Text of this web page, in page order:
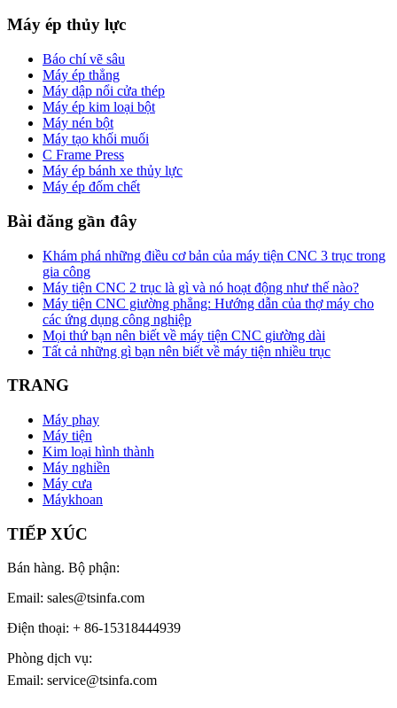
Máy ép thủy lực
Báo chí vẽ sâu
Máy ép thẳng
Máy dập nổi cửa thép
Máy ép kim loại bột
Máy nén bột
Máy tạo khối muối
C Frame Press
Máy ép bánh xe thủy lực
Máy ép đốm chết
Bài đăng gần đây
Khám phá những điều cơ bản của máy tiện CNC 3 trục trong
gia công
Máy tiện CNC 2 trục là gì và nó hoạt động như thế nào?
Máy tiện CNC giường phẳng: Hướng dẫn của thợ máy cho
các ứng dụng công nghiệp
Mọi thứ bạn nên biết về máy tiện CNC giường dài
Tất cả những gì bạn nên biết về máy tiện nhiều trục
TRANG
Máy phay
Máy tiện
Kim loại hình thành
Máy nghiền
Máy cưa
Máykhoan
TIẾP XÚC
Bán hàng. Bộ phận:
Email: sales@tsinfa.com
Điện thoại: + 86-15318444939
Phòng dịch vụ:
Email: service@tsinfa.com